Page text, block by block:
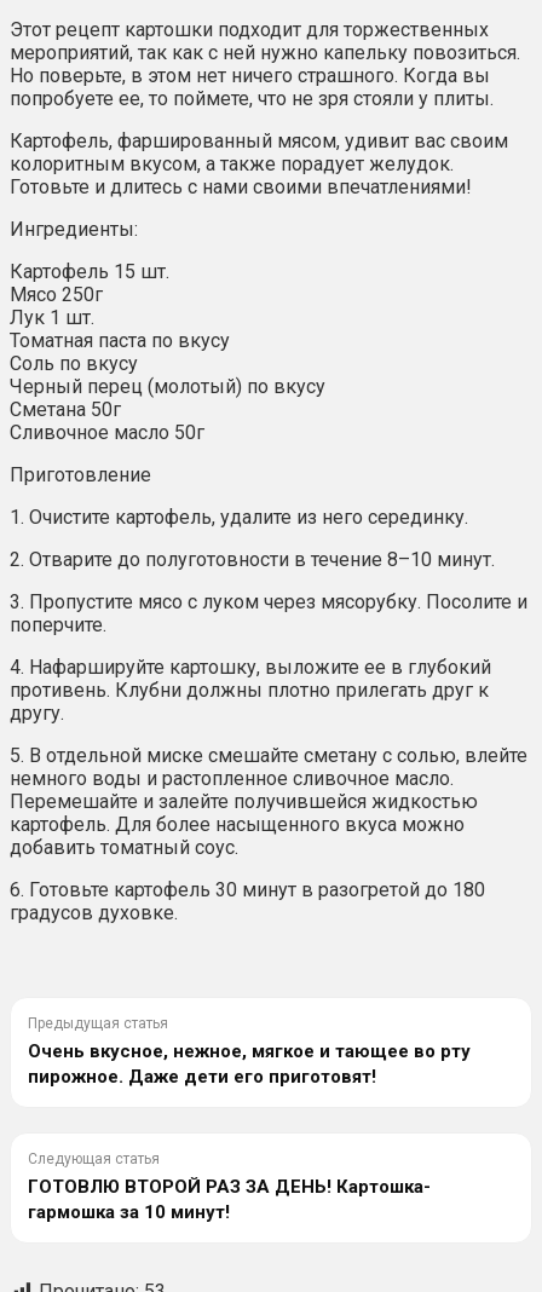
Этот рецепт картошки подходит для торжественных
мероприятий, так как с ней нужно капельку повозиться.
Но поверьте, в этом нет ничего страшного. Когда вы
попробуете ее, то поймете, что не зря стояли у плиты.
Картофель, фаршированный мясом, удивит вас своим
колоритным вкусом, а также порадует желудок.
Готовьте и длитесь с нами своими впечатлениями!
Ингредиенты:
Картофель 15 шт.
Мясо 250г
Лук 1 шт.
Томатная паста по вкусу
Соль по вкусу
Черный перец (молотый) по вкусу
Сметана 50г
Сливочное масло 50г
Приготовление
1. Очистите картофель, удалите из него серединку.
2. Отварите до полуготовности в течение 8–10 минут.
3. Пропустите мясо с луком через мясорубку. Посолите и
поперчите.
4. Нафаршируйте картошку, выложите ее в глубокий
противень. Клубни должны плотно прилегать друг к
другу.
5. В отдельной миске смешайте сметану с солью, влейте
немного воды и растопленное сливочное масло.
Перемешайте и залейте получившейся жидкостью
картофель. Для более насыщенного вкуса можно
добавить томатный соус.
6. Готовьте картофель 30 минут в разогретой до 180
градусов духовке.
Предыдущая статья
Очень вкусное, нежное, мягкое и тающее во рту
пирожное. Даже дети его приготовят!
Следующая статья
ГОТОВЛЮ ВТОРОЙ РАЗ ЗА ДЕНЬ! Картошка-
гармошка за 10 минут!